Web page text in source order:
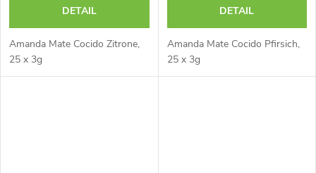
DETAIL
Amanda Mate Cocido Zitrone,
25 x 3g
DETAIL
Amanda Mate Cocido Pfirsich,
25 x 3g